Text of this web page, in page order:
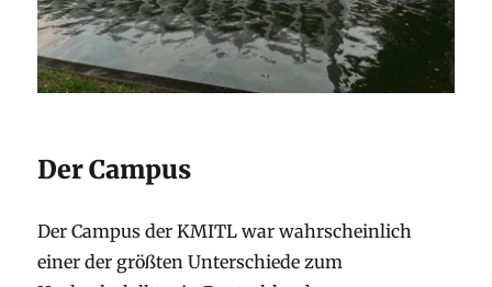
Der Campus
Der Campus der KMITL war wahrscheinlich
einer der größten Unterschiede zum